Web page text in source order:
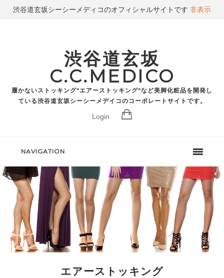
渋谷道玄坂
C.C.MEDICO
履かないストッキング"エアーストッキング"など美脚化粧品を開発し
ている渋谷道玄坂シーシーメデイコのコーポレートサイトです。
Login
NAVIGATION
エアーストッキング
渋谷道玄坂シーシーメディコのオフィシャルサイトです 非表示